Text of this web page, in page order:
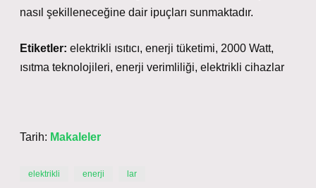
nasıl şekilleneceğine dair ipuçları sunmaktadır.
Etiketler: elektrikli ısıtıcı, enerji tüketimi, 2000 Watt,
ısıtma teknolojileri, enerji verimliliği, elektrikli cihazlar
Tarih: Makaleler
elektrikli enerji lar